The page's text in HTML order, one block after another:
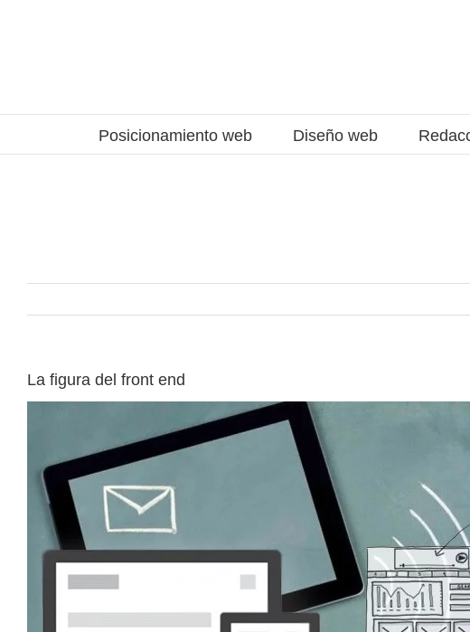
Posicionamiento web Diseño web
La figura del front end